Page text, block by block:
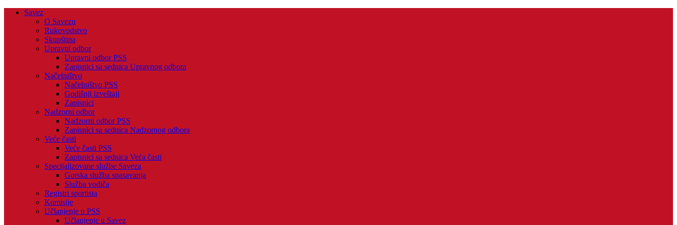
Savez
O Savezu
Rukovodstvo
Skupština
Upravni odbor
Upravni odbor PSS
Zapisnici sa sednica Upravnog odbora
Načelništvo
Načelništvo PSS
Godišnji izveštaji
Zapisnici
Nadzorni odbor
Nadzorni odbor PSS
Zapisnici sa sednica Nadzornog odbora
Veće časti
Veće časti PSS
Zapisnici sa sednica Veća časti
Specijalizovane službe Saveza
Gorska služba spasavanja
Služba vodiča
Registri sportista
Komisije
Učlanjenje u PSS
Učlanjenje u Savez